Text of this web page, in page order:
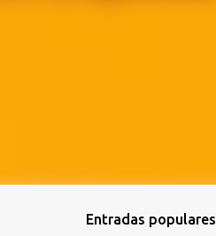
Entradas populares